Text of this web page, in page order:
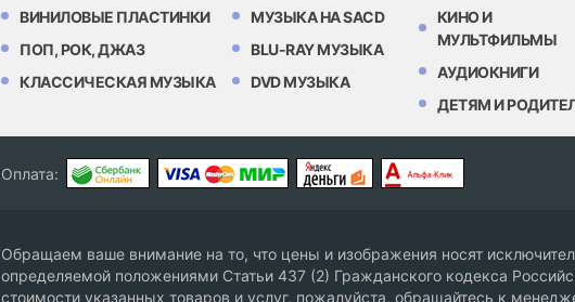
ВИНИЛОВЫЕ ПЛАСТИНКИ
ПОП, РОК, ДЖАЗ
КЛАССИЧЕСКАЯ МУЗЫКА
МУЗЫКА НА SACD
BLU-RAY МУЗЫКА
DVD МУЗЫКА
КИНО И
МУЛЬТФИЛЬМЫ
АУДИОКНИГИ
ДЕТЯМ И
Оплата:
Обращаем ваше внимание на то, что цены и изображения носят
определяемой положениями Статьи 437 (2) Гражданского кодекса
стоимости указанных товаров и услуг, пожалуйста, обращайтесь к